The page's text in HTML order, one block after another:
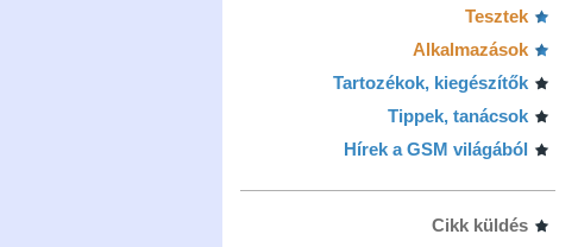
Tesztek
Alkalmazások
Tartozékok, kiegészítők
Tippek, tanácsok
Hírek a GSM világából
Cikk küldés